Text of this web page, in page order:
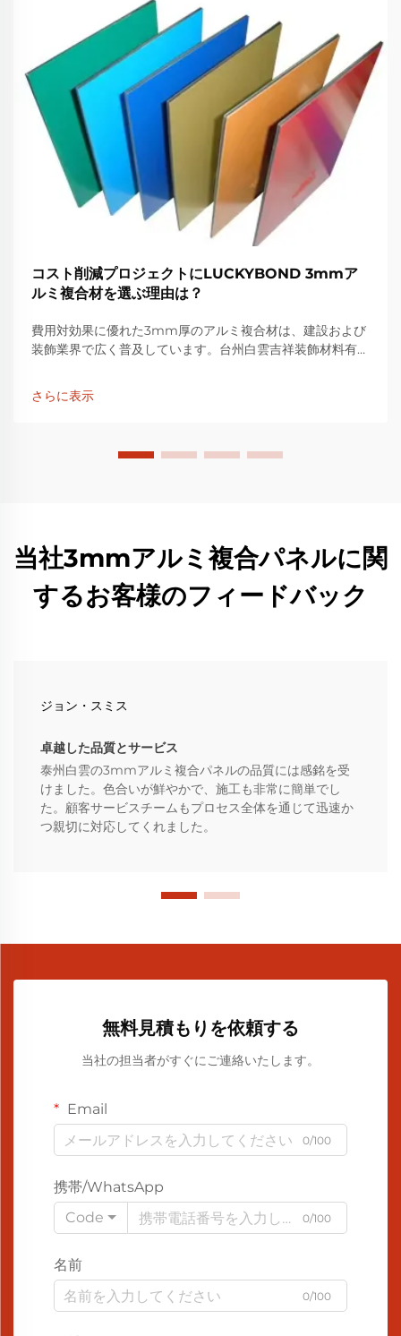
コスト削減プロジェクトにLUCKYBOND 3mmア
ルミ複合材を選ぶ理由は？
費用対効果に優れた3mm厚のアルミ複合材は、建設および
装飾業界で広く普及しています。台州白雲吉祥装飾材料有限
質な3mmアルミ複合材を提供しています...
さらに表示
当社3mmアルミ複合パネルに関
するお客様のフィードバック
ジョン・スミス
卓越した品質とサービス
泰州白雲の3mmアルミ複合パネルの品質には感銘を受
けました。色合いが鮮やかで、施工も非常に簡単でし
た。顧客サービスチームもプロセス全体を通じて迅速か
つ親切に対応してくれました。
無料見積もりを依頼する
当社の担当者がすぐにご連絡いたします。
Email
0/100
携帯/WhatsApp
Code
0/100
名前
0/100